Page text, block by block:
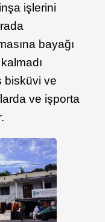
işlerini
bayağı
bisküvi ve
ve işporta